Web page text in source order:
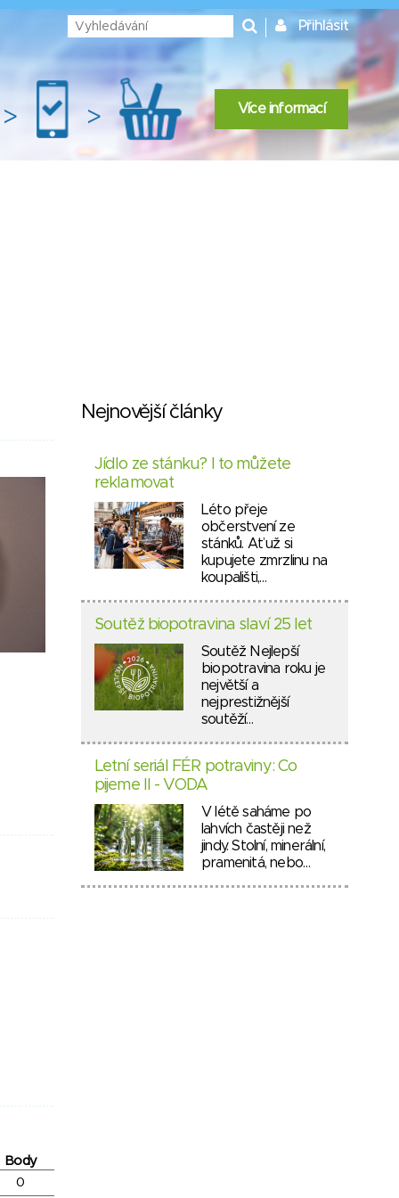
Přihlásit
> > Více informací
Body
0
Nejnovější články
Jídlo ze stánku? I to můžete
reklamovat
Léto přeje
občerstvení ze
stánků. Ať už si
kupujete zmrzlinu na
koupališti,…
Soutěž biopotravina slaví 25 let
Soutěž Nejlepší
biopotravina roku je
největší a
nejprestižnější
soutěží…
Letní seriál FÉR potraviny: Co
pijeme II - VODA
V létě saháme po
lahvích častěji než
jindy. Stolní, minerální,
pramenitá, nebo…